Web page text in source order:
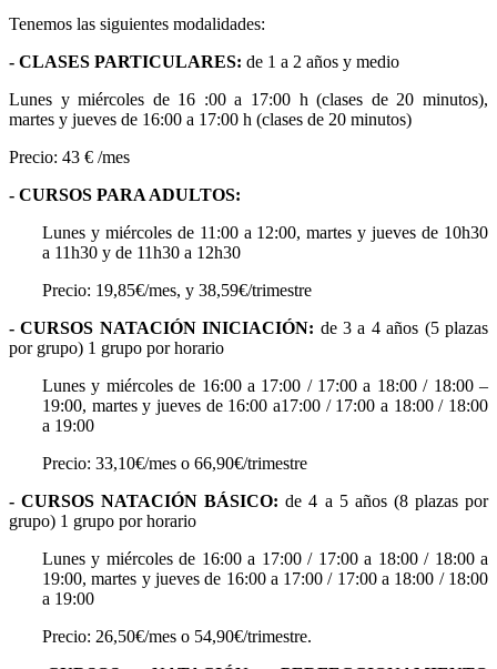
Tenemos las siguientes modalidades:
- CLASES PARTICULARES: de 1 a 2 años y medio
Lunes y miércoles de 16 :00 a 17:00 h (clases de 20 minutos),
martes y jueves de 16:00 a 17:00 h (clases de 20 minutos)
Precio: 43 € /mes
- CURSOS PARA ADULTOS:
Lunes y miércoles de 11:00 a 12:00, martes y jueves de 10h30
a 11h30 y de 11h30 a 12h30
Precio: 19,85€/mes, y 38,59€/trimestre
- CURSOS NATACIÓN INICIACIÓN: de 3 a 4 años (5 plazas
por grupo) 1 grupo por horario
Lunes y miércoles de 16:00 a 17:00 / 17:00 a 18:00 / 18:00 –
19:00, martes y jueves de 16:00 a17:00 / 17:00 a 18:00 / 18:00
a 19:00
Precio: 33,10€/mes o 66,90€/trimestre
- CURSOS NATACIÓN BÁSICO: de 4 a 5 años (8 plazas por
grupo) 1 grupo por horario
Lunes y miércoles de 16:00 a 17:00 / 17:00 a 18:00 / 18:00 a
19:00, martes y jueves de 16:00 a 17:00 / 17:00 a 18:00 / 18:00
a 19:00
Precio: 26,50€/mes o 54,90€/trimestre.